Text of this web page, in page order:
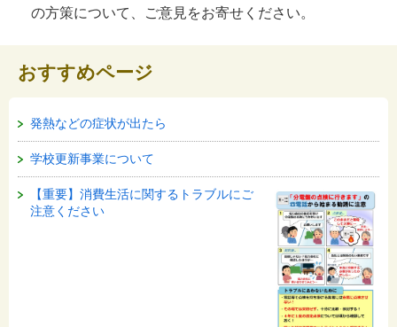
の方策について、ご意見をお寄せください。
おすすめページ
発熱などの症状が出たら
学校更新事業について
【重要】消費生活に関するトラブルにご
注意ください